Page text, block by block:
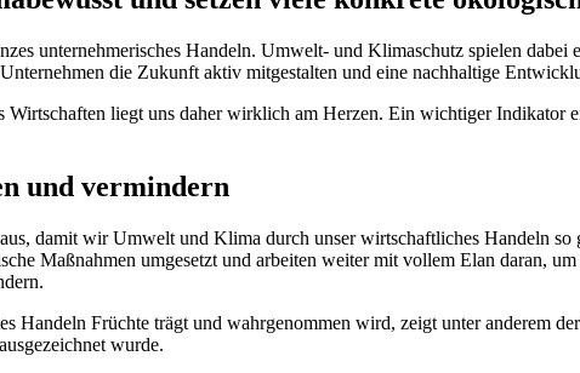
unternehmerisches Handeln. Umwelt- und Klimaschutz spielen
die Zukunft aktiv mitgestalten und eine nachhaltige
Wirtschaften liegt uns daher wirklich am Herzen. Ein wichtiger Indikator
und vermindern
damit wir Umwelt und Klima durch unser wirtschaftliches Handeln
Maßnahmen umgesetzt und arbeiten weiter mit vollem Elan daran,
Handeln Früchte trägt und wahrgenommen wird, zeigt unter anderem
wurde.